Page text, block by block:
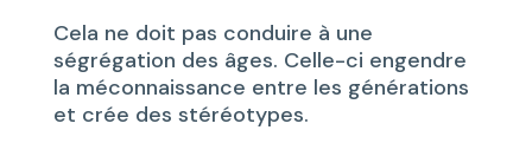
Cela ne doit pas conduire à une
ségrégation des âges. Celle-ci engendre
la méconnaissance entre les générations
et crée des stéréotypes.